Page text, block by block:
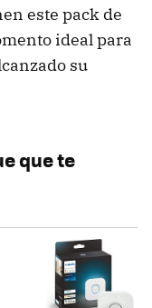
este pack de
ideal para
su
que te